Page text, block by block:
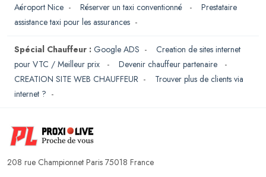
Aéroport Nice - Réserver un taxi conventionné - Prestataire
assistance taxi pour les assurances -
Spécial Chauffeur : Google ADS - Creation de sites internet
pour VTC / Meilleur prix
- Devenir chauffeur partenaire
-
CREATION SITE WEB CHAUFFEUR - Trouver plus de clients via
internet ? -
208 rue Championnet Paris 75018 France